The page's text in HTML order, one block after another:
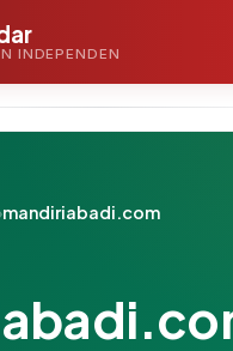
INDEPENDEN
›mandiriabadi.com